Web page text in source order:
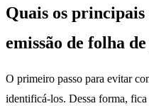
Quais os
emissão de folha
O primeiro passo para evitar
identificá-los. Dessa forma,